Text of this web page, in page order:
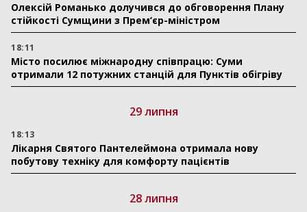
Олексій Романько долучився до обговорення Плану
стійкості Сумщини з Прем’єр-міністром
18:11
Місто посилює міжнародну співпрацю: Суми
отримали 12 потужних станцій для Пунктів обігріву
29 липня
18:13
Лікарня Святого Пантелеймона отримала нову
побутову техніку для комфорту пацієнтів
28 липня